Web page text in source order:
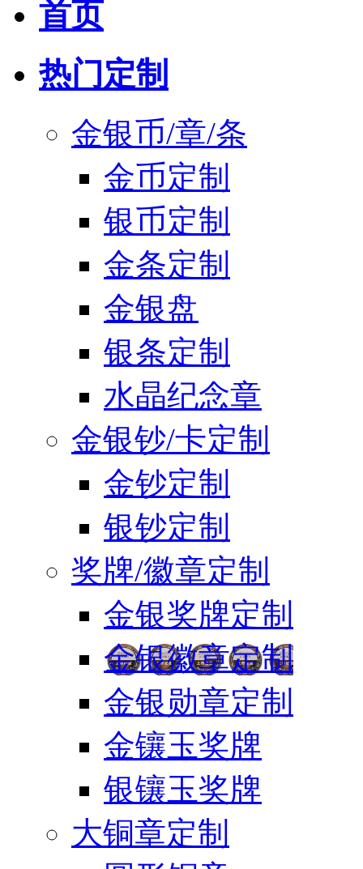
首页
热门定制
金银币/章/条
金币定制
银币定制
金条定制
金银盘
银条定制
水晶纪念章
金银钞/卡定制
金钞定制
银钞定制
奖牌/徽章定制
金银奖牌定制
金银徽章定制
金银勋章定制
金镶玉奖牌
银镶玉奖牌
大铜章定制